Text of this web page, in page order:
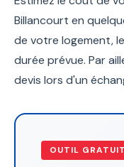
Billancourt en
de votre logement,
durée prévue. Par
devis lors d'un
OUTIL GRATUIT